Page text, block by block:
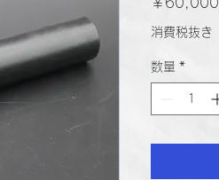
消費税抜き
数量 *